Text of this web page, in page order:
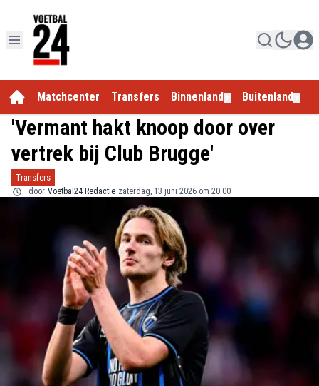
Matchcenter Transfers Binnenland Buitenland
'Vermant hakt knoop door over
vertrek bij Club Brugge'
Transfers
door Voetbal24 Redactie zaterdag, 13 juni 2026 om 20:00